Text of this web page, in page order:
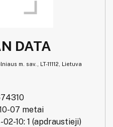
DATA
m. sav., LT-11112, Lietuva
07 metai
10: 1 (apdraustieji)